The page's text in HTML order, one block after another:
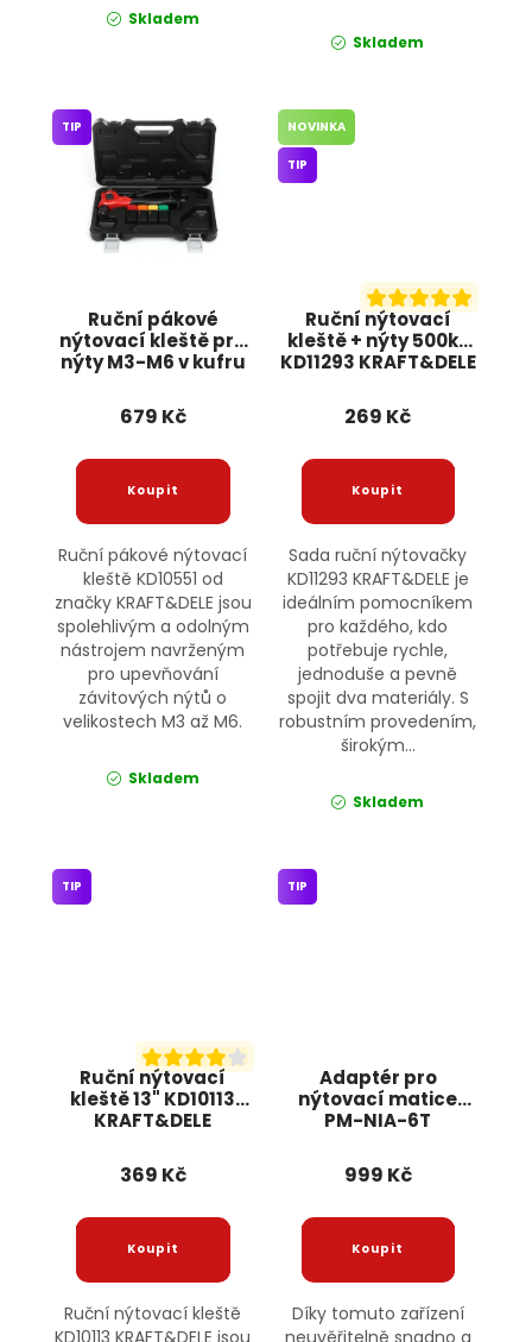
Skladem
Skladem
Ruční pákové
nýtovací kleště pro
nýty M3-M6 v kufru
TIP
679 Kč
Ruční pákové nýtovací
kleště KD10551 od
značky KRAFT&DELE jsou
spolehlivým a odolným
nástrojem navrženým
pro upevňování
závitových nýtů o
velikostech M3 až M6.
Skladem
Ruční nýtovací
kleště + nýty 500ks
KD11293 KRAFT&DELE
NOVINKA
TIP
269 Kč
Sada ruční nýtovačky
KD11293 KRAFT&DELE je
ideálním pomocníkem
pro každého, kdo
potřebuje rychle,
jednoduše a pevně
spojit dva materiály. S
robustním provedením,
širokým...
Skladem
Ruční nýtovací
kleště 13" KD10113
KRAFT&DELE
TIP
369 Kč
Ruční nýtovací kleště
KD10113 KRAFT&DELE jsou
Adaptér pro
nýtovací matice
PM-NIA-6T
TIP
999 Kč
Díky tomuto zařízení
neuvěřitelně snadno a